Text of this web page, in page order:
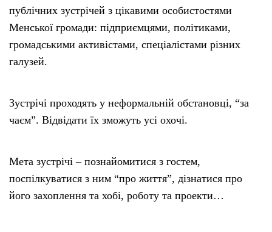
публічних зустрічей з цікавими особистостями
Менської громади: підприємцями, політиками,
громадськими активістами, спеціалістами різних
галузей.
Зустрічі проходять у неформальній обстановці, “за
чаєм”. Відвідати їх зможуть усі охочі.
Мета зустрічі – познайомитися з гостем,
поспілкуватися з ним “про життя”, дізнатися про
його захоплення та хобі, роботу та проекти…